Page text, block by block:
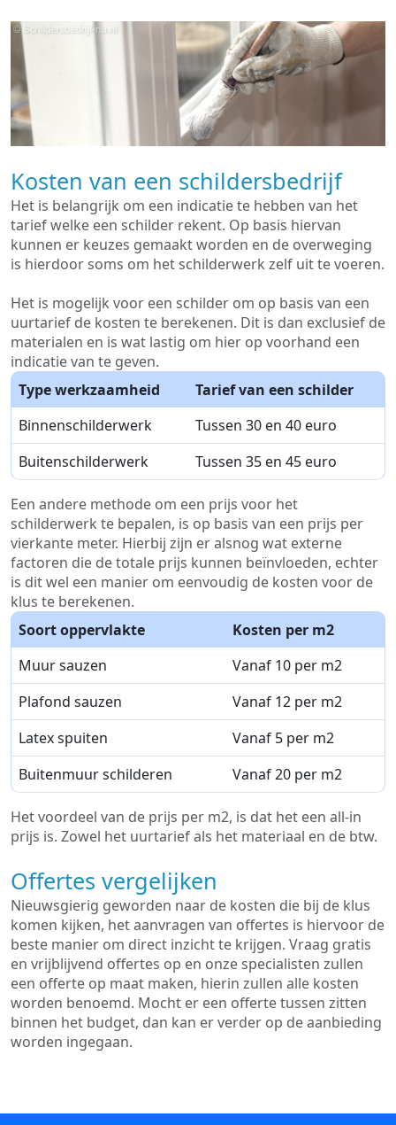
Kosten van een schildersbedrijf
Het is belangrijk om een indicatie te hebben van het
tarief welke een schilder rekent. Op basis hiervan
kunnen er keuzes gemaakt worden en de overweging
is hierdoor soms om het schilderwerk zelf uit te voeren.
Het is mogelijk voor een schilder om op basis van een
uurtarief de kosten te berekenen. Dit is dan exclusief de
materialen en is wat lastig om hier op voorhand een
indicatie van te geven.
Type werkzaamheid
Tarief van een schilder
Binnenschilderwerk
Tussen 30 en 40 euro
Buitenschilderwerk
Tussen 35 en 45 euro
Een andere methode om een prijs voor het
schilderwerk te bepalen, is op basis van een prijs per
vierkante meter. Hierbij zijn er alsnog wat externe
factoren die de totale prijs kunnen beïnvloeden, echter
is dit wel een manier om eenvoudig de kosten voor de
klus te berekenen.
Soort oppervlakte
Kosten per m2
Muur sauzen
Vanaf 10 per m2
Plafond sauzen
Vanaf 12 per m2
Latex spuiten
Vanaf 5 per m2
Buitenmuur schilderen
Vanaf 20 per m2
Het voordeel van de prijs per m2, is dat het een all-in
prijs is. Zowel het uurtarief als het materiaal en de btw.
Offertes vergelijken
Nieuwsgierig geworden naar de kosten die bij de klus
komen kijken, het aanvragen van offertes is hiervoor de
beste manier om direct inzicht te krijgen. Vraag gratis
en vrijblijvend offertes op en onze specialisten zullen
een offerte op maat maken, hierin zullen alle kosten
worden benoemd. Mocht er een offerte tussen zitten
binnen het budget, dan kan er verder op de aanbieding
worden ingegaan.